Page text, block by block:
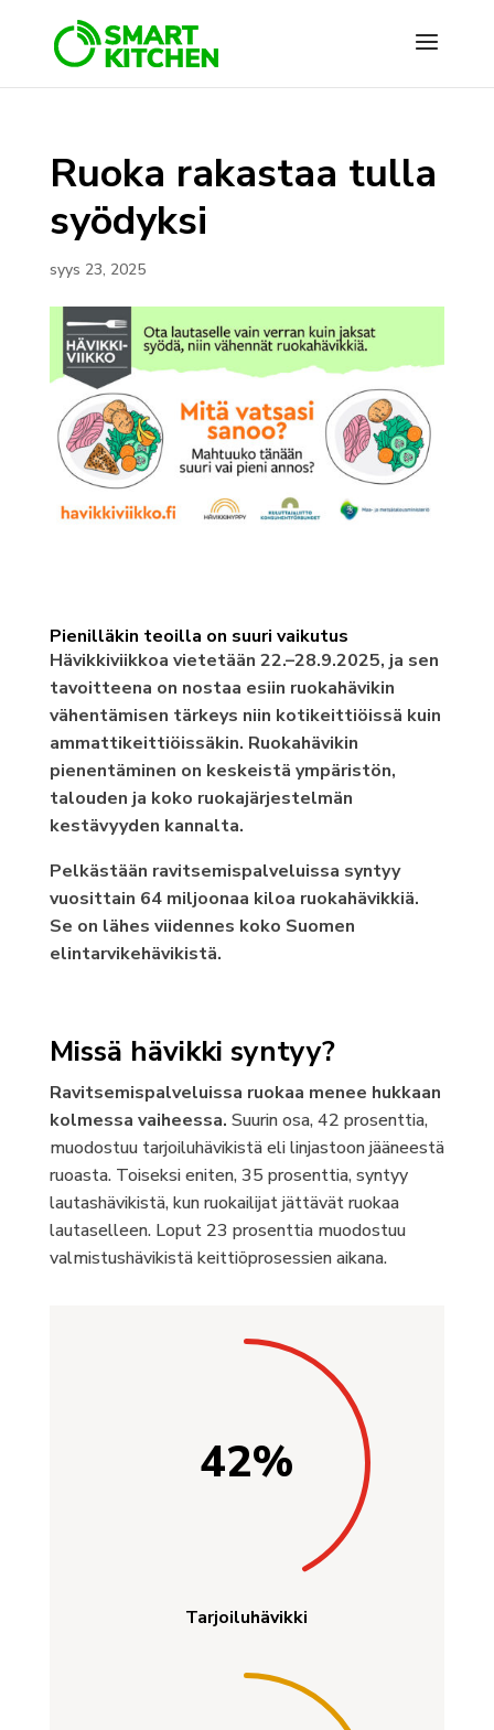
Ruoka rakastaa tulla
syödyksi
syys 23, 2025
Pienilläkin teoilla on suuri vaikutus
Hävikkiviikkoa vietetään 22.–28.9.2025, ja sen
tavoitteena on nostaa esiin ruokahävikin
vähentämisen tärkeys niin kotikeittiöissä kuin
ammattikeittiöissäkin. Ruokahävikin
pienentäminen on keskeistä ympäristön,
talouden ja koko ruokajärjestelmän
kestävyyden kannalta.
Pelkästään ravitsemispalveluissa syntyy
vuosittain 64 miljoonaa kiloa ruokahävikkiä.
Se on lähes viidennes koko Suomen
elintarvikehävikistä.
Missä hävikki syntyy?
Ravitsemispalveluissa ruokaa menee hukkaan
kolmessa vaiheessa. Suurin osa, 42 prosenttia,
muodostuu tarjoiluhävikistä eli linjastoon jääneestä
ruoasta. Toiseksi eniten, 35 prosenttia, syntyy
lautashävikistä, kun ruokailijat jättävät ruokaa
lautaselleen. Loput 23 prosenttia muodostuu
valmistushävikistä keittiöprosessien aikana.
42%
Tarjoiluhävikki